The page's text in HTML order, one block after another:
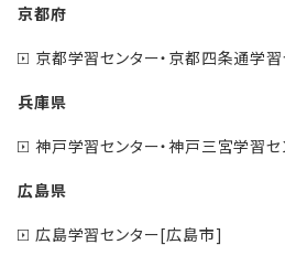
京都府
京都学習センター・京都四条通学
兵庫県
神戸学習センター・神戸三宮学習
広島県
広島学習センター[広島市]